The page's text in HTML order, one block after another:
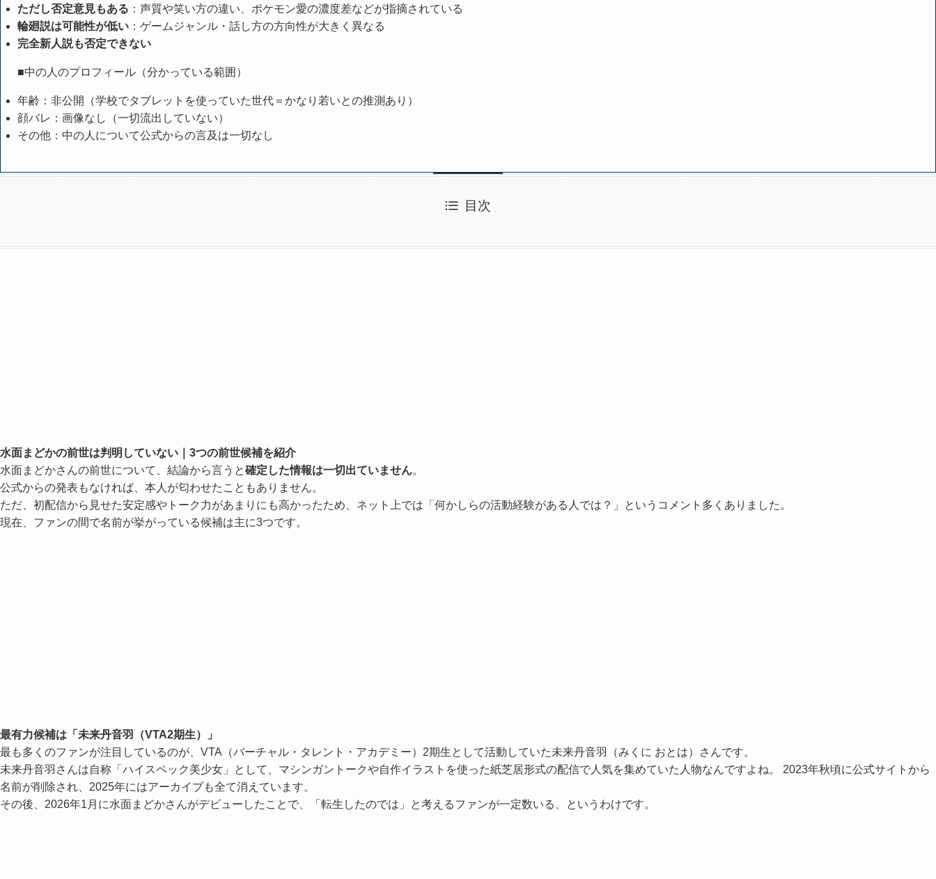
ただし否定意見もある ：声質や笑い方の違い、ポケモン愛の濃度差などが指摘されている
輪廻説は可能性が低い ：ゲームジャンル・話し方の方向性が大きく異なる
完全新人説も否定できない
■中の人のプロフィール（分かっている範囲）
年齢：非公開（学校でタブレットを使っていた世代＝かなり若いとの推測あり）
顔バレ：画像なし（一切流出していない）
その他：中の人について公式からの言及は一切なし
目次
水面まどかの前世は判明していない｜3つの前世候補を紹介
水面まどかさんの前世について、結論から言うと確定した情報は一切出ていません。
公式からの発表もなければ、本人が匂わせたこともありません。
ただ、初配信から見せた安定感やトーク力があまりにも高かったため、ネット上では「何かしらの活動経験がある人では？」というコメント多くありました。
現在、ファンの間で名前が挙がっている候補は主に3つです。
最有力候補は「未来丹音羽（VTA2期生）」
最も多くのファンが注目しているのが、VTA（バーチャル・タレント・アカデミー）2期生として活動していた未来丹音羽（みくに おとは）さんです。
未来丹音羽さんは自称「ハイスペック美少女」として、マシンガントークや自作イラストを使った紙芝居形式の配信で人気を集めていた人物なんですよね。 2023年秋頃に公式サイトから
名前が削除され、2025年にはアーカイブも全て消えています。
その後、2026年1月に水面まどかさんがデビューしたことで、「転生したのでは」と考えるファンが一定数いる、というわけです。